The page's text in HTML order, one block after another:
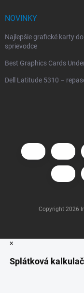
NOVINKY
Najlepšie grafické karty
sprievodce
Best Graphics Cards
Dell Latitude 5310 –
Copyright 2026
×
Splátková